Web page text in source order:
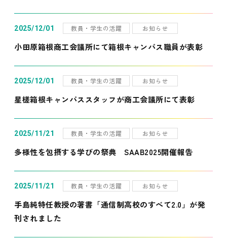
2025/12/01 教員・学生の活躍 お知らせ
小田原箱根商工会議所にて箱根キャンパス職員が表彰
2025/12/01 教員・学生の活躍 お知らせ
星槎箱根キャンパススタッフが商工会議所にて表彰
2025/11/21 教員・学生の活躍 お知らせ
多様性を包摂する学びの祭典 SAAB2025開催報告
2025/11/21 教員・学生の活躍 お知らせ
手島純特任教授の著書「通信制高校のすべて2.0」が発
刊されました